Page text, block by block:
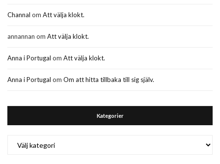
Channal om Att välja klokt.
annannan om Att välja klokt.
Anna i Portugal om Att välja klokt.
Anna i Portugal om Om att hitta tillbaka till sig själv.
Kategorier